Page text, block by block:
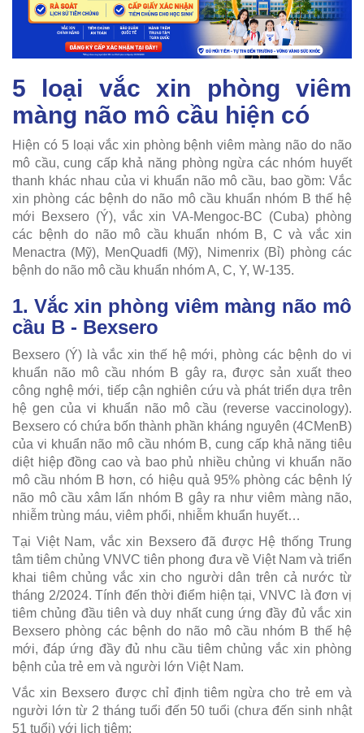
5 loại vắc xin phòng viêm
màng não mô cầu hiện có
Hiện có 5 loại vắc xin phòng bệnh viêm màng não do não
mô cầu, cung cấp khả năng phòng ngừa các nhóm huyết
thanh khác nhau của vi khuẩn não mô cầu, bao gồm: Vắc
xin phòng các bệnh do não mô cầu khuẩn nhóm B thế hệ
mới Bexsero (Ý), vắc xin VA-Mengoc-BC (Cuba) phòng
các bệnh do não mô cầu khuẩn nhóm B, C và vắc xin
Menactra (Mỹ), MenQuadfi (Mỹ), Nimenrix (Bỉ) phòng các
bệnh do não mô cầu khuẩn nhóm A, C, Y, W-135.
1. Vắc xin phòng viêm màng não mô
cầu B - Bexsero
Bexsero (Ý) là vắc xin thế hệ mới, phòng các bệnh do vi
khuẩn não mô cầu nhóm B gây ra, được sản xuất theo
công nghệ mới, tiếp cận nghiên cứu và phát triển dựa trên
hệ gen của vi khuẩn não mô cầu (reverse vaccinology).
Bexsero có chứa bốn thành phần kháng nguyên (4CMenB)
của vi khuẩn não mô cầu nhóm B, cung cấp khả năng tiêu
diệt hiệp đồng cao và bao phủ nhiều chủng vi khuẩn não
mô cầu nhóm B hơn, có hiệu quả 95% phòng các bệnh lý
não mô cầu xâm lấn nhóm B gây ra như viêm màng não,
nhiễm trùng máu, viêm phổi, nhiễm khuẩn huyết…
Tại Việt Nam, vắc xin Bexsero đã được Hệ thống Trung
tâm tiêm chủng VNVC tiên phong đưa về Việt Nam và triển
khai tiêm chủng vắc xin cho người dân trên cả nước từ
tháng 2/2024. Tính đến thời điểm hiện tại, VNVC là đơn vị
tiêm chủng đầu tiên và duy nhất cung ứng đầy đủ vắc xin
Bexsero phòng các bệnh do não mô cầu nhóm B thế hệ
mới, đáp ứng đầy đủ nhu cầu tiêm chủng vắc xin phòng
bệnh của trẻ em và người lớn Việt Nam.
Vắc xin Bexsero được chỉ định tiêm ngừa cho trẻ em và
người lớn từ 2 tháng tuổi đến 50 tuổi (chưa đến sinh nhật
51 tuổi) với lịch tiêm: